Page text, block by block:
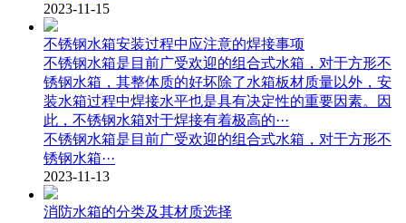
2023-11-15
不锈钢水箱安装过程中应注意的焊接事项
不锈钢水箱是目前广受欢迎的组合式水箱，对于方形不
锈钢水箱，其整体质的好坏除了水箱板材质量以外，安
装水箱过程中焊接水平也是具有决定性的重要因素。因
此，不锈钢水箱对于焊接有着极高的···
不锈钢水箱是目前广受欢迎的组合式水箱，对于方形不
锈钢水箱···
2023-11-13
消防水箱的分类及其材质选择